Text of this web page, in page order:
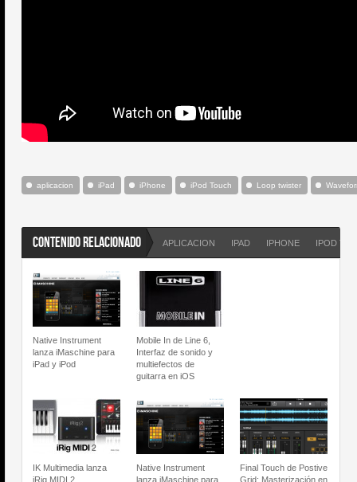
aplicacion iPad iPhone iPod Touch Loop twister
CONTENIDO RELACIONADO APLICACION IPAD IPHONE IPOD
Native Instrument
lanza iMaschine para
iPad y iPod
Mobile In de Line 6,
Interfaz de sonido y
multiefectos de
guitarra en iOS
IK Multimedia lanza
iRig MIDI 2
Native Instrument
lanza iMaschine para
Final Touch de Postive
Grid; Masterización en